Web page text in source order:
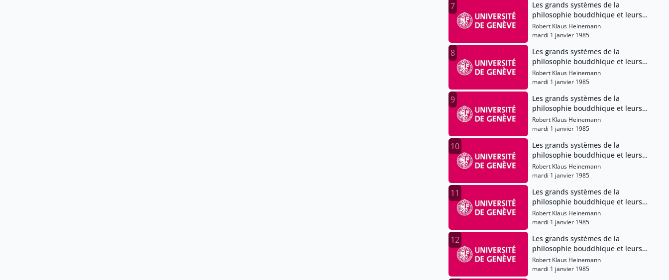
7
Les grands systèmes de la
philosophie bouddhique et leurs
évolutions dans le bouddhisme
japonais
Robert Klaus Heinemann
mardi 1 janvier 1985
8
Les grands systèmes de la
philosophie bouddhique et leurs
évolutions dans le bouddhisme
japonais
Robert Klaus Heinemann
mardi 1 janvier 1985
9
Les grands systèmes de la
philosophie bouddhique et leurs
évolutions dans le bouddhisme
japonais
Robert Klaus Heinemann
mardi 1 janvier 1985
10
Les grands systèmes de la
philosophie bouddhique et leurs
évolutions dans le bouddhisme
japonais
Robert Klaus Heinemann
mardi 1 janvier 1985
11
Les grands systèmes de la
philosophie bouddhique et leurs
évolutions dans le bouddhisme
japonais
Robert Klaus Heinemann
mardi 1 janvier 1985
12
Les grands systèmes de la
philosophie bouddhique et leurs
évolutions dans le bouddhisme
japonais
Robert Klaus Heinemann
mardi 1 janvier 1985